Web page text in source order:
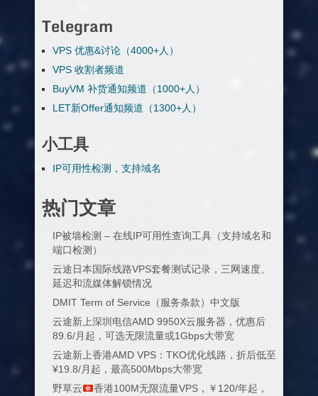
Telegram
VPS 优惠&讨论（4000+人）
VPS 收割者频道
BuyVM 补货通知频道（1000+人）
LET新Offer通知频道（1300+人）
小工具
IP可用性检测，支持域名
热门文章
IP被墙检测 – 在线IP可用性查询工具（支持域名和
端口检测）
云途日本国际线路VPS套餐测试记录，三网速度、
延迟和流媒体解锁情况
DMIT Term of Service（服务条款）中文版
云途新上深圳电信AMD 9950X云服务器，优惠后
89.6/月起，可选无限流量或1Gbps大带宽
云途新上香港AMD VPS：TKO优化线路，折后低至
¥19.8/月起，最高500Mbps大带宽
野草云
香港100M无限流量VPS，￥120/年起，